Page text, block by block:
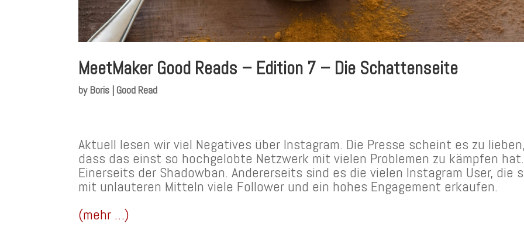
MeetMaker Good Reads – Edition 7 – Die Schattenseite
by Boris | Good Read
Aktuell lesen wir viel Negatives über Instagram. Die Presse scheint es zu
dass das einst so hochgelobte Netzwerk mit vielen Problemen zu kämpfen hat.
Einerseits der Shadowban. Andererseits sind es die vielen Instagram User, die
mit unlauteren Mitteln viele Follower und ein hohes Engagement erkaufen.
(mehr …)